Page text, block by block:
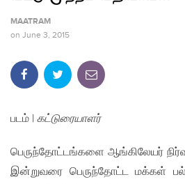
MAATRAM
on June 3, 2015
படம் | கட்டுரையாளர்
பெருந்தோட்டங்களை ஆங்கிலேயர்
இன்றுவரை பெருந்தோட்ட மக்கள்